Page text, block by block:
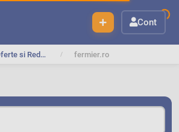
Cont
Oferte si Reduceri fermier.ro